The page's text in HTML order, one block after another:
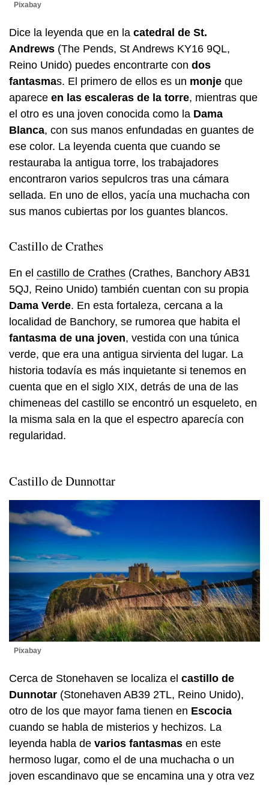
Pixabay
Dice la leyenda que en la catedral de St.
Andrews (The Pends, St Andrews KY16 9QL,
Reino Unido) puedes encontrarte con dos
fantasmas. El primero de ellos es un monje que
aparece en las escaleras de la torre, mientras que
el otro es una joven conocida como la Dama
Blanca, con sus manos enfundadas en guantes de
ese color. La leyenda cuenta que cuando se
restauraba la antigua torre, los trabajadores
encontraron varios sepulcros tras una cámara
sellada. En uno de ellos, yacía una muchacha con
sus manos cubiertas por los guantes blancos.
Castillo de Crathes
En el castillo de Crathes (Crathes, Banchory AB31
5QJ, Reino Unido) también cuentan con su propia
Dama Verde. En esta fortaleza, cercana a la
localidad de Banchory, se rumorea que habita el
fantasma de una joven, vestida con una túnica
verde, que era una antigua sirvienta del lugar. La
historia todavía es más inquietante si tenemos en
cuenta que en el siglo XIX, detrás de una de las
chimeneas del castillo se encontró un esqueleto, en
la misma sala en la que el espectro aparecía con
regularidad.
Castillo de Dunnottar
Pixabay
Cerca de Stonehaven se localiza el castillo de
Dunnotar (Stonehaven AB39 2TL, Reino Unido),
otro de los que mayor fama tienen en Escocia
cuando se habla de misterios y hechizos. La
leyenda habla de varios fantasmas en este
hermoso lugar, como el de una muchacha o un
joven escandinavo que se encamina una y otra vez